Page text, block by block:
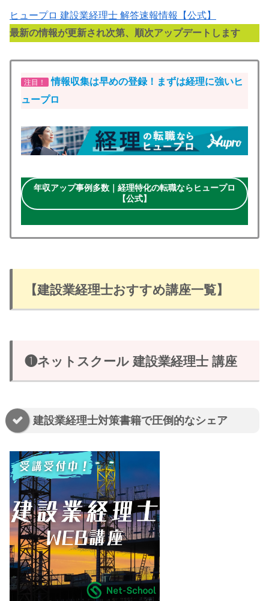
ヒュープロ 建設業経理士 解答速報情報【公式】
最新の情報が更新され次第、順次アップデートします
注目！
情報収集は早めの登録！まずは経理に強いヒ
ュープロ
年収アップ事例多数｜経理特化の転職ならヒュープロ
【公式】
【建設業経理士おすすめ講座一覧】
❶ネットスクール 建設業経理士 講座
建設業経理士対策書籍で圧倒的なシェア